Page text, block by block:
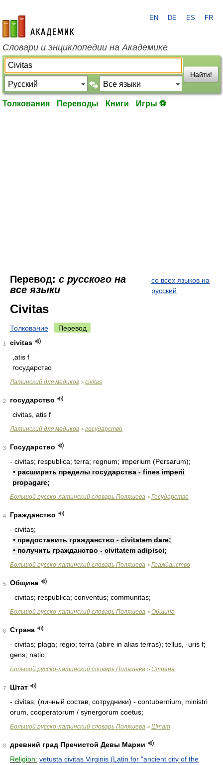
academic.ru
EN DE ES FR
Словари и энциклопедии на Академике
Найти!
Толкования Переводы Книги Игры ⚽
Перевод: с русского на
все языки
со всех языков на
русский
Civitas
Толкование Перевод
1
civitas
,atis f
государство
Латинский для медиков > civitas
2
государство
civitas, atis f
Латинский для медиков > государство
3
Государство
- civitas; respublica; terra; regnum; imperium (Persarum);
• расширять пределы государства - fines imperii
propagare;
Большой русско-латинский словарь Поляшева > Государство
4
Гражданство
- civitas;
• предоставить гражданство - civitatem dare;
• получить гражданство - civitatem adipisci;
Большой русско-латинский словарь Поляшева > Гражданство
5
Община
- civitas; respublica; conventus; communitas;
Большой русско-латинский словарь Поляшева > Община
6
Страна
- civitas; plaga; regio; terra (abire in alias terras); tellus, -uris f;
gens; natio;
Большой русско-латинский словарь Поляшева > Страна
7
Штат
- civitas; (личный состав, сотрудники) - contubernium, ministri
orum, cooperatorum / synergorum coetus;
Большой русско-латинский словарь Поляшева > Штат
8
древний град Пречистой Девы Марии
Religion: vetusta civitas Virginis (Latin for "ancient city of the